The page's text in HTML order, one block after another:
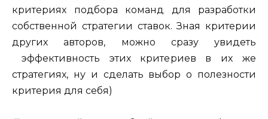
критериях подбора команд для разработки
собственной стратегии ставок. Зная критерии
других авторов, можно сразу увидеть
эффективность этих критериев в их же
стратегиях, ну и сделать выбор о полезности
критерия для себя)